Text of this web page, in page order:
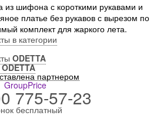
из шифона с короткими рукавами и
платье без рукавов с вырезом по
комплект для жаркого лета.
в категории
ODETTA
ODETTA
партнером
GroupPrice
775-57-23
бесплатный